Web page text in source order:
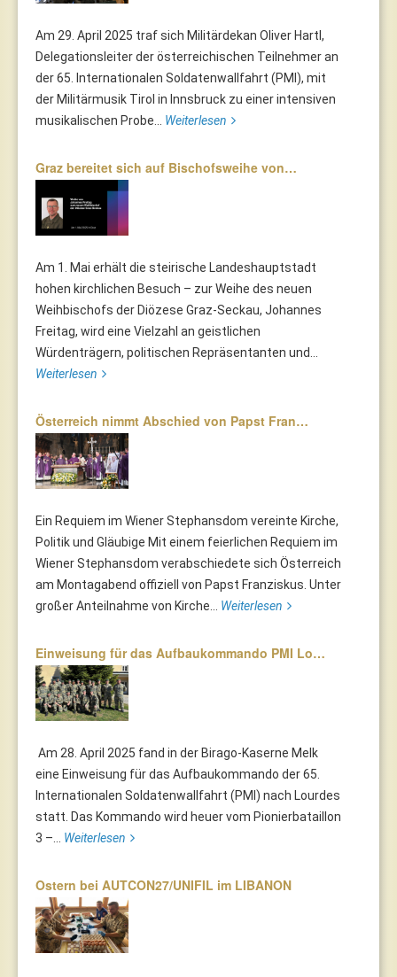
Am 29. April 2025 traf sich Militärdekan Oliver Hartl,
Delegationsleiter der österreichischen Teilnehmer an
der 65. Internationalen Soldatenwallfahrt (PMI), mit
der Militärmusik Tirol in Innsbruck zu einer intensiven
musikalischen Probe... Weiterlesen
Graz bereitet sich auf Bischofsweihe von…
Am 1. Mai erhält die steirische Landeshauptstadt
hohen kirchlichen Besuch – zur Weihe des neuen
Weihbischofs der Diözese Graz-Seckau, Johannes
Freitag, wird eine Vielzahl an geistlichen
Würdenträgern, politischen Repräsentanten und...
Weiterlesen
Österreich nimmt Abschied von Papst Fran…
Ein Requiem im Wiener Stephansdom vereinte Kirche,
Politik und Gläubige Mit einem feierlichen Requiem im
Wiener Stephansdom verabschiedete sich Österreich
am Montagabend offiziell von Papst Franziskus. Unter
großer Anteilnahme von Kirche... Weiterlesen
Einweisung für das Aufbaukommando PMI Lo…
Am 28. April 2025 fand in der Birago-Kaserne Melk
eine Einweisung für das Aufbaukommando der 65.
Internationalen Soldatenwallfahrt (PMI) nach Lourdes
statt. Das Kommando wird heuer vom Pionierbataillon
3 –... Weiterlesen
Ostern bei AUTCON27/UNIFIL im LIBANON